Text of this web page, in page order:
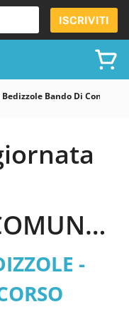
ISCRIVITI
Bando Di
-
-